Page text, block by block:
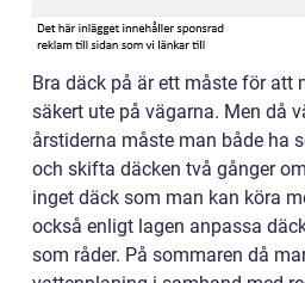
Bra däck på är ett måste för att
säkert ute på vägarna. Men då
årstiderna måste man både ha
och skifta däcken två gånger
inget däck som man kan köra
också enligt lagen anpassa
som råder. På sommaren då